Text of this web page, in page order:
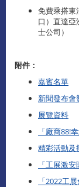
免費乘搭東
口）直達亞
士公司）
附件：
嘉賓名單
新聞發布會
展覽資料
「廠商88!
精彩活動及
「工展激
「2022工